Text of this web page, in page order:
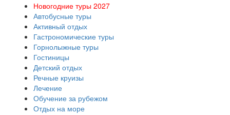
Новогодние туры 2027
Автобусные туры
Активный отдых
Гастрономические туры
Горнолыжные туры
Гостиницы
Детский отдых
Речные круизы
Лечение
Обучение за рубежом
Отдых на море